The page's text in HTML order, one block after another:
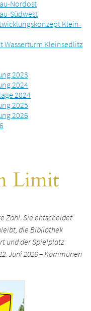
Nordost
Südwest
Klein-
Wasserturm Kleinsedlitz
2023
2024
2024
2025
2026
Limit
Zahl. Sie entscheidet
die Bibliothek
und der Spielplatz
Juni 2026 – Kommunen